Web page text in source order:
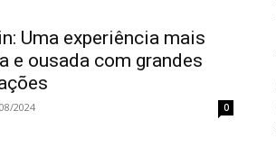
Uma experiência mais
e ousada com grandes
2024 0